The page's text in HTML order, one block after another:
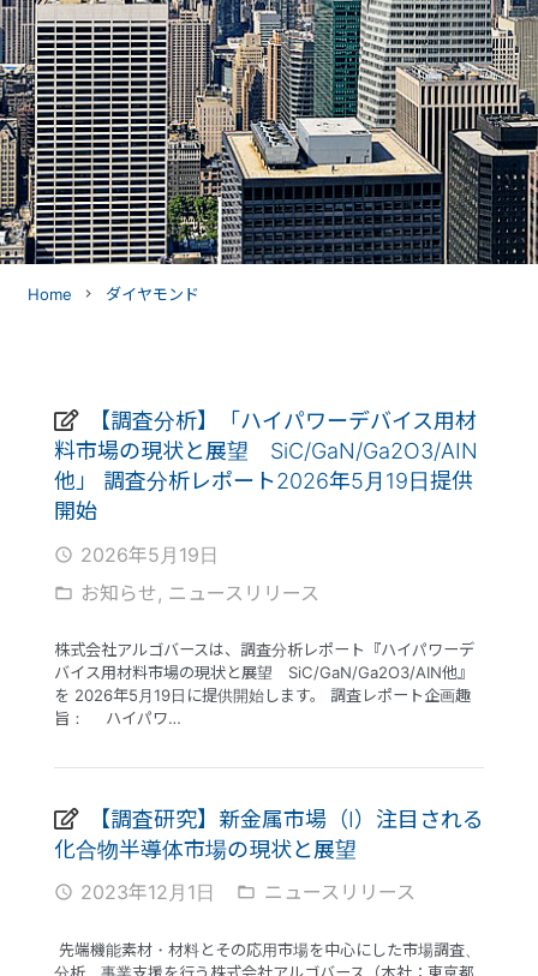
Home navigate_next ダイヤモンド
【調査分析】「ハイパワーデバイス用材
料市場の現状と展望 SiC/GaN/Ga2O3/AIN
他」 調査分析レポート2026年5月19日提供
開始
access_time 2026年5月19日
folder_open お知らせ, ニュースリリース
株式会社アルゴバースは、調査分析レポート『ハイパワーデ
バイス用材料市場の現状と展望 SiC/GaN/Ga2O3/AIN他』
を 2026年5月19日に提供開始します。 調査レポート企画趣
旨： ハイパワ…
【調査研究】新金属市場（Ⅰ）注目される
化合物半導体市場の現状と展望
access_time 2023年12月1日 folder_open ニュースリリース
先端機能素材・材料とその応用市場を中心にした市場調査、